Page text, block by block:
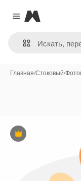
Close menu
Magnific
Главная/Стоковый/
Премиум